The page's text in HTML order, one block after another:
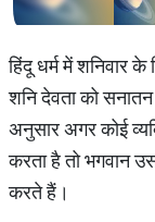
हिंदू धर्म में शनिवार
शनि देवता को
अनुसार अगर कोई
करता है तो भगवान
करते हैं।